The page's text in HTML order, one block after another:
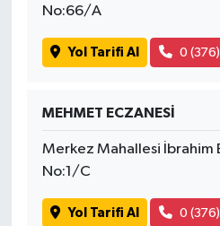
No:66/A
Yol Tarifi Al 0
MEHMET ECZANESİ
Merkez Mahallesi İbrahim
No:1/C
Yol Tarifi Al 0